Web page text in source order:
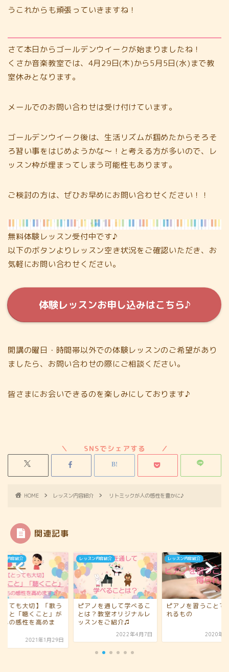
うこれからも頑張っていきますね！
さて本日からゴールデンウイークが始まりましたね！
くさか音楽教室では、4月29日(木)から5月5日(水)まで教
室休みとなります。
メールでのお問い合わせは受け付けています。
ゴールデンウイーク後は、生活リズムが掴めたからそろそ
ろ習い事をはじめようかな～！と考える方が多いので、レ
ッスン枠が埋まってしまう可能性もあります。
ご検討の方は、ぜひお早めにお問い合わせください！！
無料体験レッスン受付中です♪
以下のボタンよりレッスン空き状況をご確認いただき、お
気軽にお問い合わせください。
体験レッスンお申し込みはこちら♪
開講の曜日・時間帯以外での体験レッスンのご希望があり
ましたら、お問い合わせの際にご相談ください。
皆さまにお会いできるのを楽しみにしております♪
HOME レッスン内容紹介 リトミックが人の感性を豊かに♪
関連記事
ン内容紹介
っても大切】「歌う
」と「聴くこと」が
もの感性を高めま
2021年1月29日
レッスン内容紹介
ピアノを通して学べるこ
とは？教室オリジナルレ
ッスンをご紹介♫
2022年4月7日
レッスン内容紹介
ピアノを習うことで
れるもの
2020年6